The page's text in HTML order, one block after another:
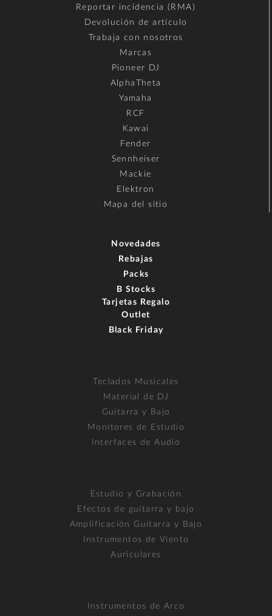
Reportar incidencia (RMA)
Devolución de artículo
Trabaja con nosotros
Marcas
Pioneer DJ
AlphaTheta
Yamaha
RCF
Kawai
Fender
Sennheiser
Mackie
Elektron
Mapa del sitio
Novedades
Rebajas
Packs
B Stocks
Tarjetas Regalo
Outlet
Black Friday
Teclados Musicales
Material de DJ
Guitarra y Bajo
Monitores de Estudio
Interfaces de Audio
Estudio y Grabación
Efectos de guitarra y bajo
Amplificación Guitarra y Bajo
Instrumentos de Viento
Auriculares
Instrumentos de Arco